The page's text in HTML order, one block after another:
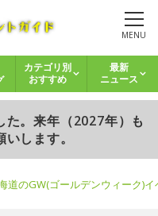
MENU
カテゴリ別
おすすめ
最新
ニュース
。来年（2027年）も
します。
道のGW(ゴールデンウィーク)